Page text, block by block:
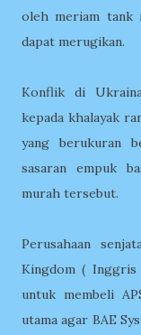
oleh meriam tank
dapat merugikan.
Konflik di
kepada khalayak
yang berukuran
sasaran empuk
murah tersebut.
Perusahaan
Kingdom ( Inggris
untuk membeli
utama agar BAE